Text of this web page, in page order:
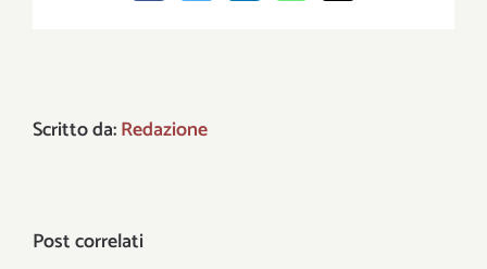
Scritto da:Redazione
Post correlati